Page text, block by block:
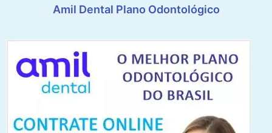
Amil Dental Plano Odontológico